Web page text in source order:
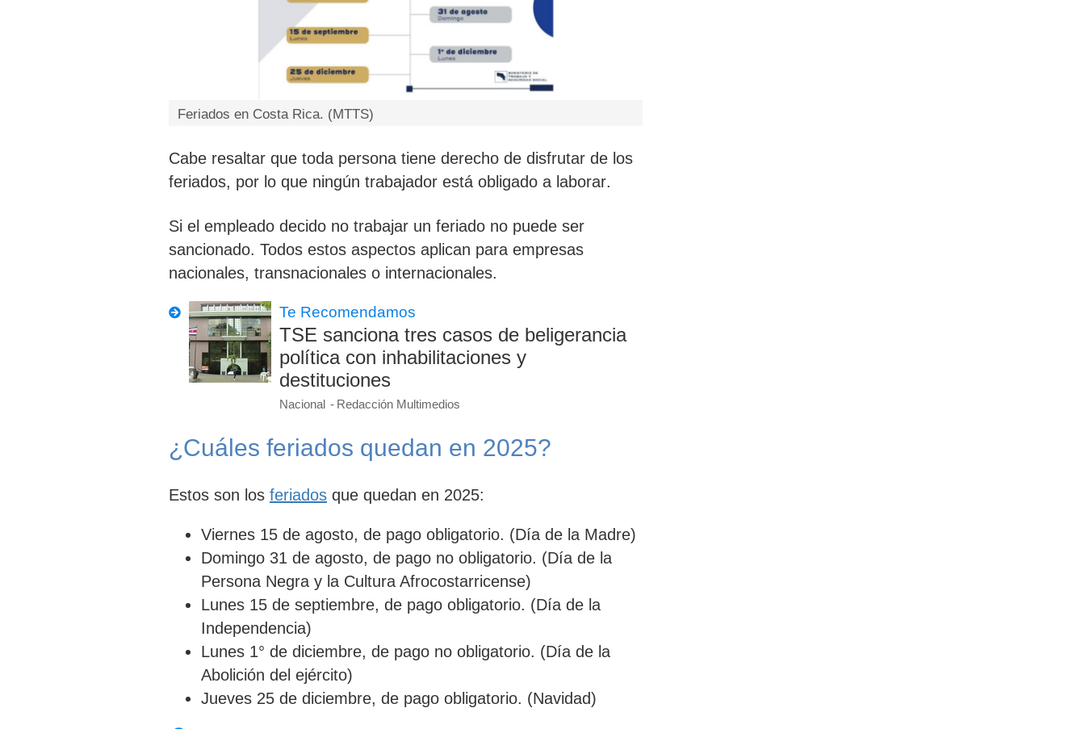
Feriados en Costa Rica. (MTTS)
Cabe resaltar que toda persona tiene derecho de disfrutar de los
feriados, por lo que ningún trabajador está obligado a laborar.
Si el empleado decido no trabajar un feriadono puede ser
sancionado. Todos estos aspectos aplican para empresas
nacionales, transnacionales o internacionales.
Te Recomendamos
TSE sanciona tres casos de beligerancia
política con inhabilitaciones y
destituciones
Nacional Redacción Multimedios
¿Cuáles feriados quedan en 2025?
Estos son los feriados que quedan en 2025:
Viernes 15 de agosto, de pago obligatorio. (Día de la Madre)
Domingo 31 de agosto, de pago no obligatorio. (Día de la
Persona Negra y la Cultura Afrocostarricense)
Lunes 15 de septiembre, de pago obligatorio. (Día de la
Independencia)
Lunes 1° de diciembre, de pago no obligatorio. (Día de la
Abolición del ejército)
Jueves 25 de diciembre, de pago obligatorio. (Navidad)